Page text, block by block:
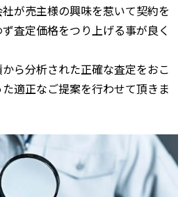
が売主様の興味を惹いて契約を
査定価格をつり上げる事が良く
ら分析された正確な査定をおこ
適正なご提案を行わせて頂きま